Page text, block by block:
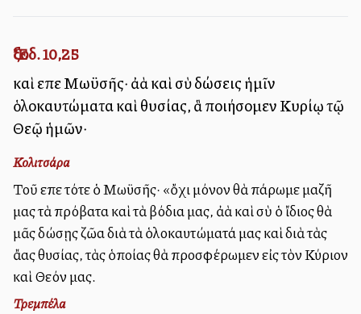
Ἔξοδ. 10,25
καὶ εἶπε Μωϋσῆς· ἀλλὰ καὶ σὺ δώσεις ἡμῖν
ὁλοκαυτώματα καὶ θυσίας, ἃ ποιήσομεν Κυρίῳ τῷ
Θεῷ ἡμῶν·
Κολιτσάρα
Τοῦ εἶπε τότε ὁ Μωϋσῆς· «ὄχι μόνον θὰ πάρωμε μαζῆ
μας τὰ πρόβατα καὶ τὰ βόδια μας, ἀλλὰ καὶ σὺ ὁ ἴδιος θὰ
μᾶς δώσῃς ζῶα διὰ τὰ ὁλοκαυτώματά μας καὶ διὰ τὰς
ἄλλας θυσίας, τὰς ὁποίας θὰ προσφέρωμεν εἰς τὸν Κύριον
καὶ Θεόν μας.
Τρεμπέλα